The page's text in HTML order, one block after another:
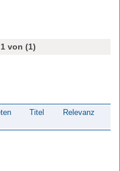
von (1)
Titel Relevanz